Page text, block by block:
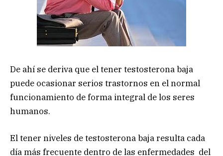
De ahí se deriva que el tener testosterona baja
puede ocasionar serios trastornos en el normal
funcionamiento de forma integral de los seres
humanos.
El tener niveles de testosterona baja resulta cada
día más frecuente dentro de las enfermedades del